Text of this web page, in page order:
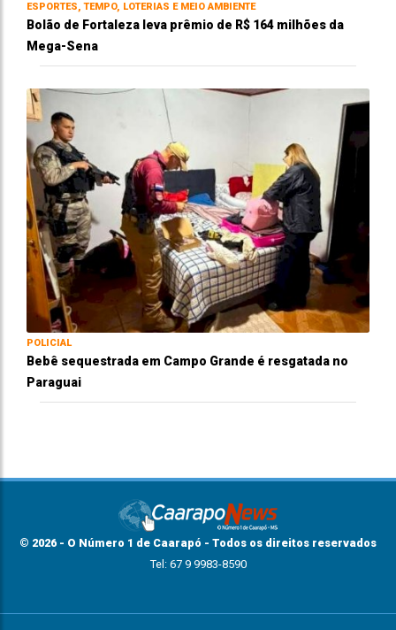
ESPORTES, TEMPO, LOTERIAS E MEIO AMBIENTE
Bolão de Fortaleza leva prêmio de R$ 164 milhões da
Mega-Sena
POLICIAL
Bebê sequestrada em Campo Grande é resgatada no
Paraguai
© 2026 - O Número 1 de Caarapó - Todos os direitos reservados
Tel: 67 9 9983-8590